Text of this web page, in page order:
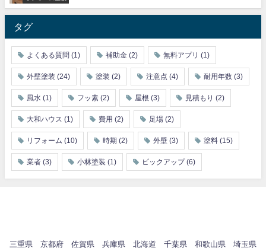
タグ
よくある質問 (1) 補助金 (2) 無料アプリ (1)
外壁塗装 (24) 塗装 (2) 注意点 (4) 耐用年数 (3)
風水 (1) フッ素 (2) 屋根 (3) 見積もり (2)
大和ハウス (1) 費用 (2) 足場 (2)
リフォーム (10) 時期 (2) 外壁 (3) 塗料 (15)
業者 (3) 小林塗装 (1) ピックアップ (6)
三重県 京都府 佐賀県 兵庫県 北海道 千葉県 和歌山県 埼玉県